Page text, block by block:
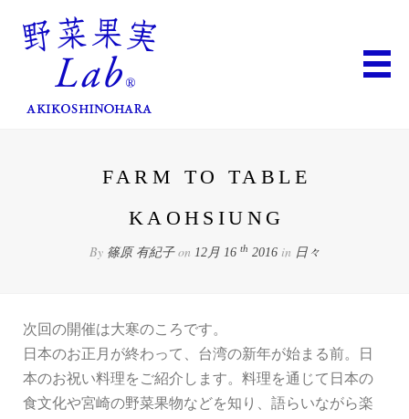
FARM TO TABLE
KAOHSIUNG
By 篠原 有紀子on 12月 16 th 2016in 日々
次回の開催は大寒のころです。
日本のお正月が終わって、台湾の新年が始まる前。日
本のお祝い料理をご紹介します。料理を通じて日本の
食文化や宮崎の野菜果物などを知り、語らいながら楽